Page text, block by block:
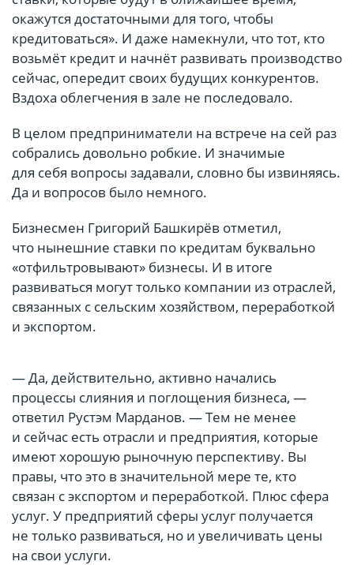
окажутся достаточными для того, чтобы
кредитоваться». И даже намекнули, что тот, кто
возьмёт кредит и начнёт развивать производство
сейчас, опередит своих будущих конкурентов.
Вздоха облегчения в зале не последовало.
В целом предприниматели на встрече на сей раз
собрались довольно робкие. И значимые
для себя вопросы задавали, словно бы извиняясь.
Да и вопросов было немного.
Бизнесмен Григорий Башкирёв отметил,
что нынешние ставки по кредитам буквально
«отфильтровывают» бизнесы. И в итоге
развиваться могут только компании из отраслей,
связанных с сельским хозяйством, переработкой
и экспортом.
— Да, действительно, активно начались
процессы слияния и поглощения бизнеса, —
ответил Рустэм Марданов. — Тем не менее
и сейчас есть отрасли и предприятия, которые
имеют хорошую рыночную перспективу. Вы
правы, что это в значительной мере те, кто
связан с экспортом и переработкой. Плюс сфера
услуг. У предприятий сферы услуг получается
не только развиваться, но и увеличивать цены
на свои услуги.